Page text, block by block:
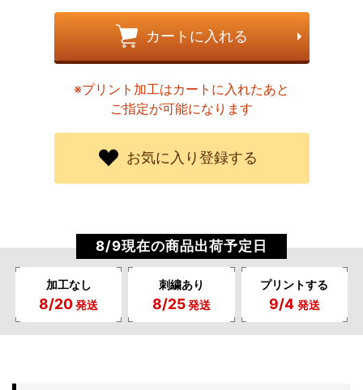
カートに入れる
※プリント加工はカートに入れたあと
ご指定が可能になります
お気に入り登録する
8/9現在の商品出荷予定日
加工なし
8/20 発送
刺繍あり
8/25 発送
プリントする
9/4 発送